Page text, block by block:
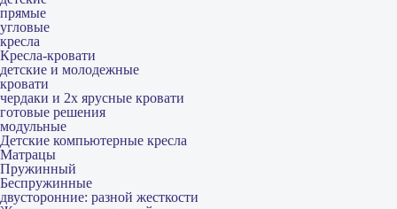
прямые
угловые
кресла
Кресла-кровати
детские и молодежные
кровати
чердаки и 2х ярусные кровати
готовые решения
модульные
Детские компьютерные кресла
Матрацы
Пружинный
Беспружинные
двусторонние: разной жесткости